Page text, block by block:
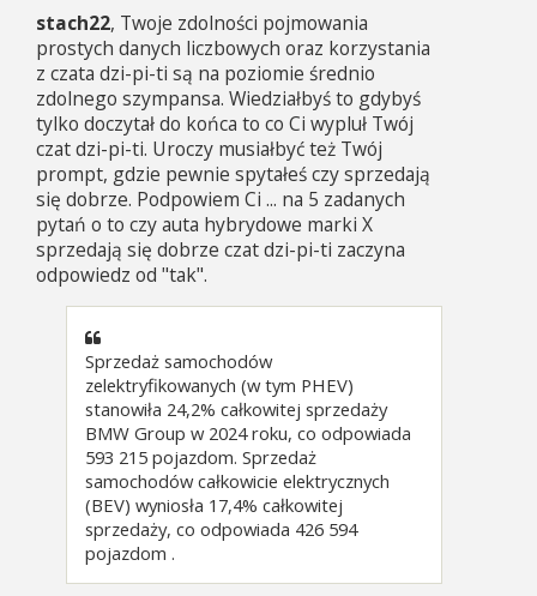
t
stach22, Twoje zdolności pojmowania
prostych danych liczbowych oraz korzystania
z czata dzi-pi-ti są na poziomie średnio
zdolnego szympansa. Wiedziałbyś to gdybyś
tylko doczytał do końca to co Ci wypluł Twój
czat dzi-pi-ti. Uroczy musiałbyć też Twój
prompt, gdzie pewnie spytałeś czy sprzedają
się dobrze. Podpowiem Ci ... na 5 zadanych
pytań o to czy auta hybrydowe marki X
sprzedają się dobrze czat dzi-pi-ti zaczyna
odpowiedz od "tak".
Sprzedaż samochodów
zelektryfikowanych (w tym PHEV)
stanowiła 24,2% całkowitej sprzedaży
BMW Group w 2024 roku, co odpowiada
593 215 pojazdom. Sprzedaż
samochodów całkowicie elektrycznych
(BEV) wyniosła 17,4% całkowitej
sprzedaży, co odpowiada 426 594
pojazdom .